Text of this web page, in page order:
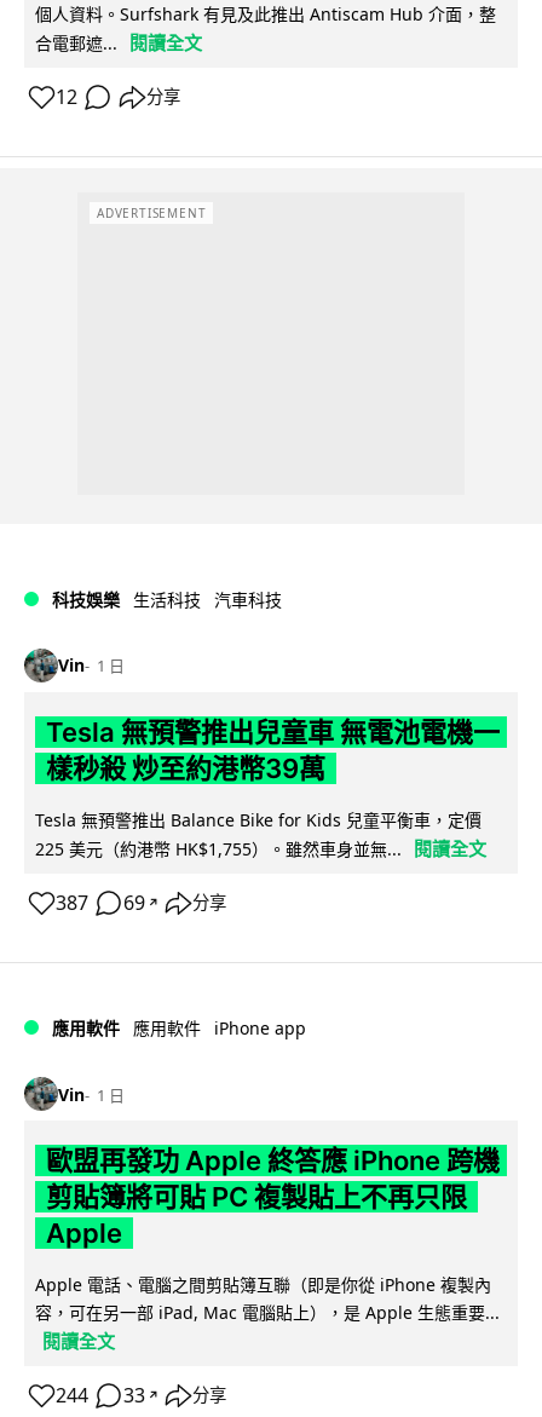
個人資料。Surfshark 有見及此推出 Antiscam Hub 介面，整
合電郵遮...
閱讀全文
12 分享
ADVERTISEMENT
科技娛樂 生活科技 汽車科技
Vin 1 日
Tesla 無預警推出兒童車 無電池電機一
樣秒殺 炒至約港幣39萬
Tesla 無預警推出 Balance Bike for Kids 兒童平衡車，定價
225 美元（約港幣 HK$1,755）。雖然車身並無...
閱讀全文
387 69 ↗ 分享
應用軟件 應用軟件 iPhone app
Vin 1 日
歐盟再發功 Apple 終答應 iPhone 跨機
剪貼簿將可貼 PC 複製貼上不再只限
Apple
Apple 電話、電腦之間剪貼簿互聯（即是你從 iPhone 複製內
容，可在另一部 iPad, Mac 電腦貼上），是 Apple 生態重要...
閱讀全文
244 33 ↗ 分享